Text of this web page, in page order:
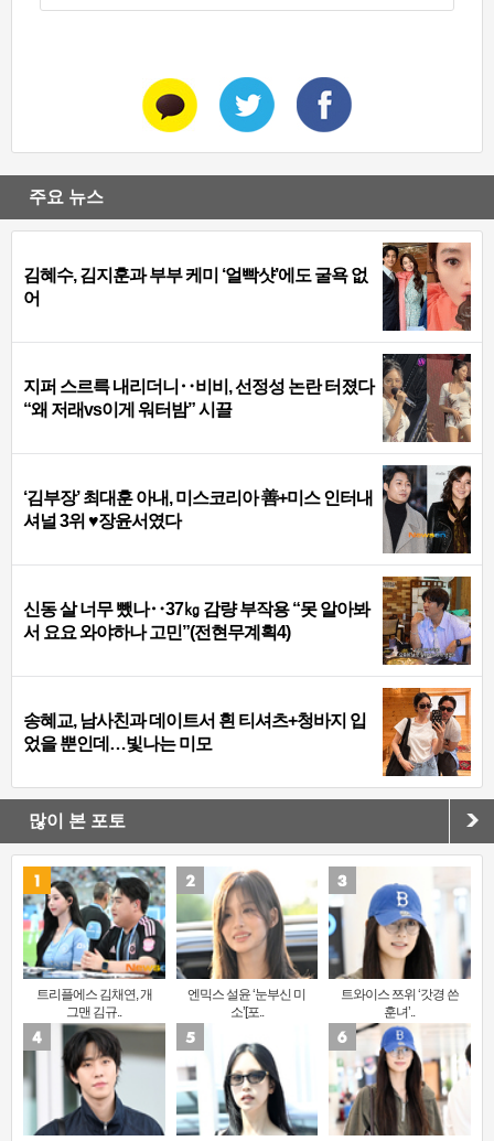
주요 뉴스
김혜수, 김지훈과 부부 케미 ‘얼빡샷’에도 굴욕 없
어
지퍼 스르륵 내리더니‥비비, 선정성 논란 터졌다
“왜 저래vs이게 워터밤” 시끌
‘김부장’ 최대훈 아내, 미스코리아 善+미스 인터내
셔널 3위 ♥장윤서였다
신동 살 너무 뺐나‥37㎏ 감량 부작용 “못 알아봐
서 요요 와야하나 고민”(전현무계획4)
송혜교, 남사친과 데이트서 흰 티셔츠+청바지 입
었을 뿐인데…빛나는 미모
많이 본 포토
트리플에스 김채연, 개
그맨 김규..
엔믹스 설윤 ‘눈부신 미
소’[포..
트와이스 쯔위 ‘갓경 쓴
훈녀’..